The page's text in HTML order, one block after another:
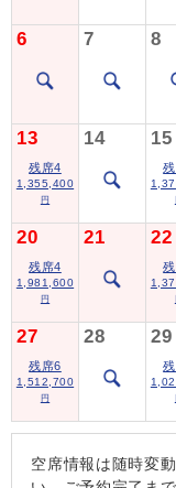
6 7 8
13
残席4
1,355,400
円
14 15
20
残席4
1,981,600
円
21 22
27
残席6
1,512,700
円
28 29
空席情報は随時変